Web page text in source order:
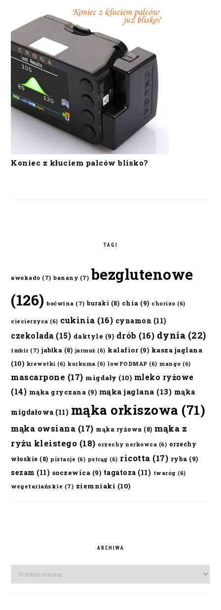
Koniec z kłuciem palców blisko?
TAGI
awokado (7) banany (7) bezglutenowe
(126) boćwina (7) buraki (8) chia (9) chorizo (6)
ciecierzyca (6) cukinia (16) cynamon (11)
czekolada (15) daktyle (9) drób (16) dynia (22)
imbir (7) jabłka (8) jarmuż (6) kalafior(9) kasza jaglana
(10) krewetki (6) kurkuma (6) lowFODMAP (6) mango (6)
mascarpone (17) migdały (10) mleko ryżowe
(14) mąka gryczana (9) mąka jaglana (13) mąka
migdałowa (11) mąka orkiszowa (71)
mąka owsiana (17) mąka ryżowa (8) mąka z
ryżu kleistego (18) orzechy nerkowca (6) orzechy
włoskie (8) pistacje (6) pstrąg (6) ricotta (17) ryba (9)
sezam (11) soczewica (9) tagatoza (11) twaróg (6)
wegetariańskie (7) ziemniaki (10)
ARCHIWA
Archiwa